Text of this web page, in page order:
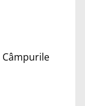
Câmpurile